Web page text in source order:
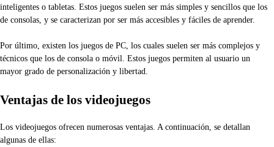
inteligentes o tabletas. Estos juegos suelen ser más simples y sencillos que los
de consolas, y se caracterizan por ser más accesibles y fáciles de aprender.
Por último, existen los juegos de PC, los cuales suelen ser más complejos y
técnicos que los de consola o móvil. Estos juegos permiten al usuario un
mayor grado de personalización y libertad.
Ventajas de los videojuegos
Los videojuegos ofrecen numerosas ventajas. A continuación, se detallan
algunas de ellas: